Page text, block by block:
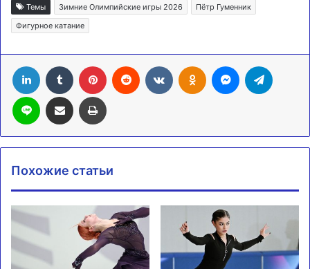
Темы Зимние Олимпийские игры 2026
Пётр Гуменник
Фигурное катание
LinkedIn Tumblr Pinterest Reddit ВконтактеОдноклассники
Messenger
Line Поделиться через электронную почту Печатать
Похожие статьи